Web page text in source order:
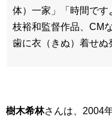
体）一家」「時間です
枝裕和監督作品、CM
歯に衣（きぬ）着せぬ
樹木希林さんは、2004